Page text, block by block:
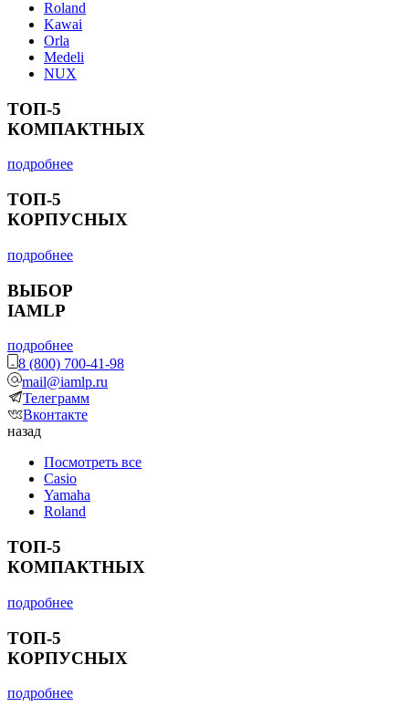
Roland
Kawai
Orla
Medeli
NUX
ТОП-5
КОМПАКТНЫХ
подробнее
ТОП-5
КОРПУСНЫХ
подробнее
ВЫБОР
IAMLP
подробнее
8 (800) 700-41-98
mail@iamlp.ru
Телеграмм
Вконтакте
назад
Посмотреть все
Casio
Yamaha
Roland
ТОП-5
КОМПАКТНЫХ
подробнее
ТОП-5
КОРПУСНЫХ
подробнее